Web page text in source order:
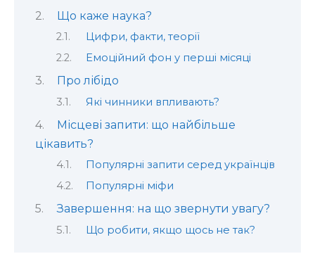
Що каже наука?
Цифри, факти, теорії
Емоційний фон у перші місяці
Про лібідо
Які чинники впливають?
Місцеві запити: що найбільше
цікавить?
Популярні запити серед українців
Популярні міфи
Завершення: на що звернути увагу?
Що робити, якщо щось не так?